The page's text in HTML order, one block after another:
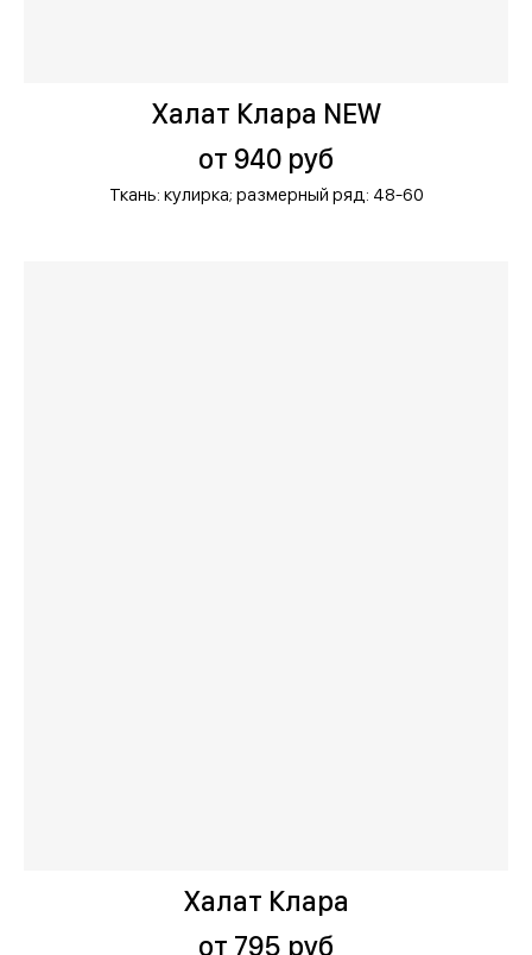
Халат Клара NEW
от 940 руб
Ткань: кулирка; размерный ряд: 48-60
Халат Клара
от 795 руб